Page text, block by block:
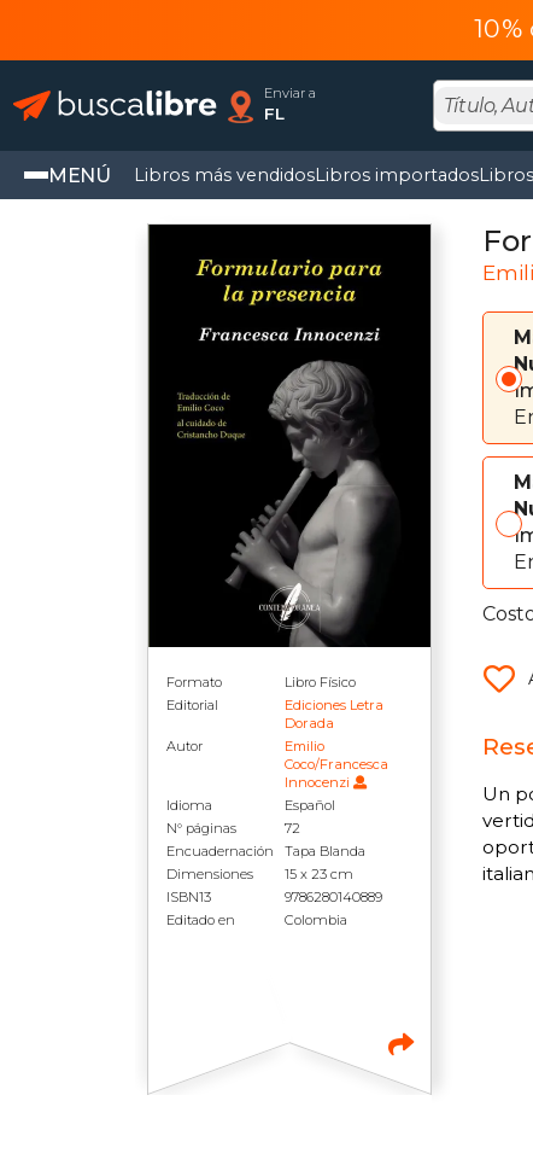
Enviar a
FL
MENÚ Libros más vendidosLibros importados
Formato
Libro Físico
Editorial
Ediciones Letra
Dorada
Autor
Emilio
Coco/Francesca
Innocenzi
Idioma
Español
N° páginas
72
Encuadernación
Tapa Blanda
Dimensiones
15 x 23 cm
ISBN13
9786280140889
Editado en
Colombia
Un